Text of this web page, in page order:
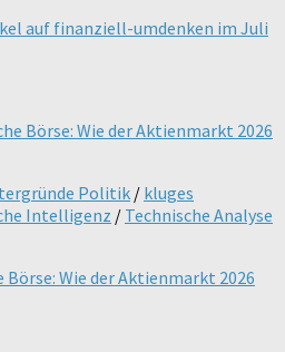
auf finanziell-umdenken im Juli
Politik/ kluges
Intelligenz / Technische Analyse
Wie der Aktienmarkt 2026